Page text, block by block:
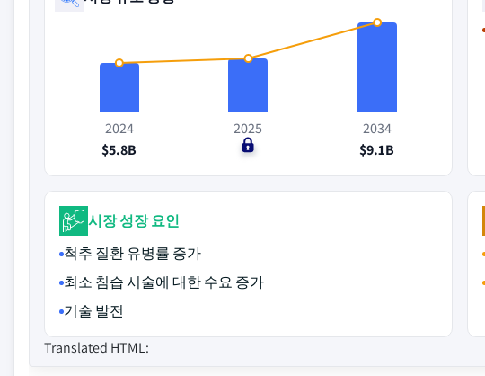
2024
$5.8B
2025
$0
2034
$9.1B
시장 성장 요인
척추 질환 유병률 증가
최소 침습 시술에 대한 수요 증가
기술 발전
Translated HTML: